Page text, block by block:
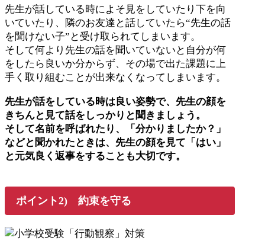
先生が話している時によそ見をしていたり下を向
いていたり、隣のお友達と話していたら“先生の話
を聞けない子”と受け取られてしまいます。
そして何より先生の話を聞いていないと自分が何
をしたら良いか分からず、その場で出た課題に上
手く取り組むことが出来なくなってしまいます。
先生が話をしている時は良い姿勢で、先生の顔を
きちんと見て話をしっかりと聞きましょう。
そして名前を呼ばれたり、「分かりましたか？」
などと聞かれたときは、先生の顔を見て「はい」
と元気良く返事をすることも大切です。
ポイント2) 約束を守る